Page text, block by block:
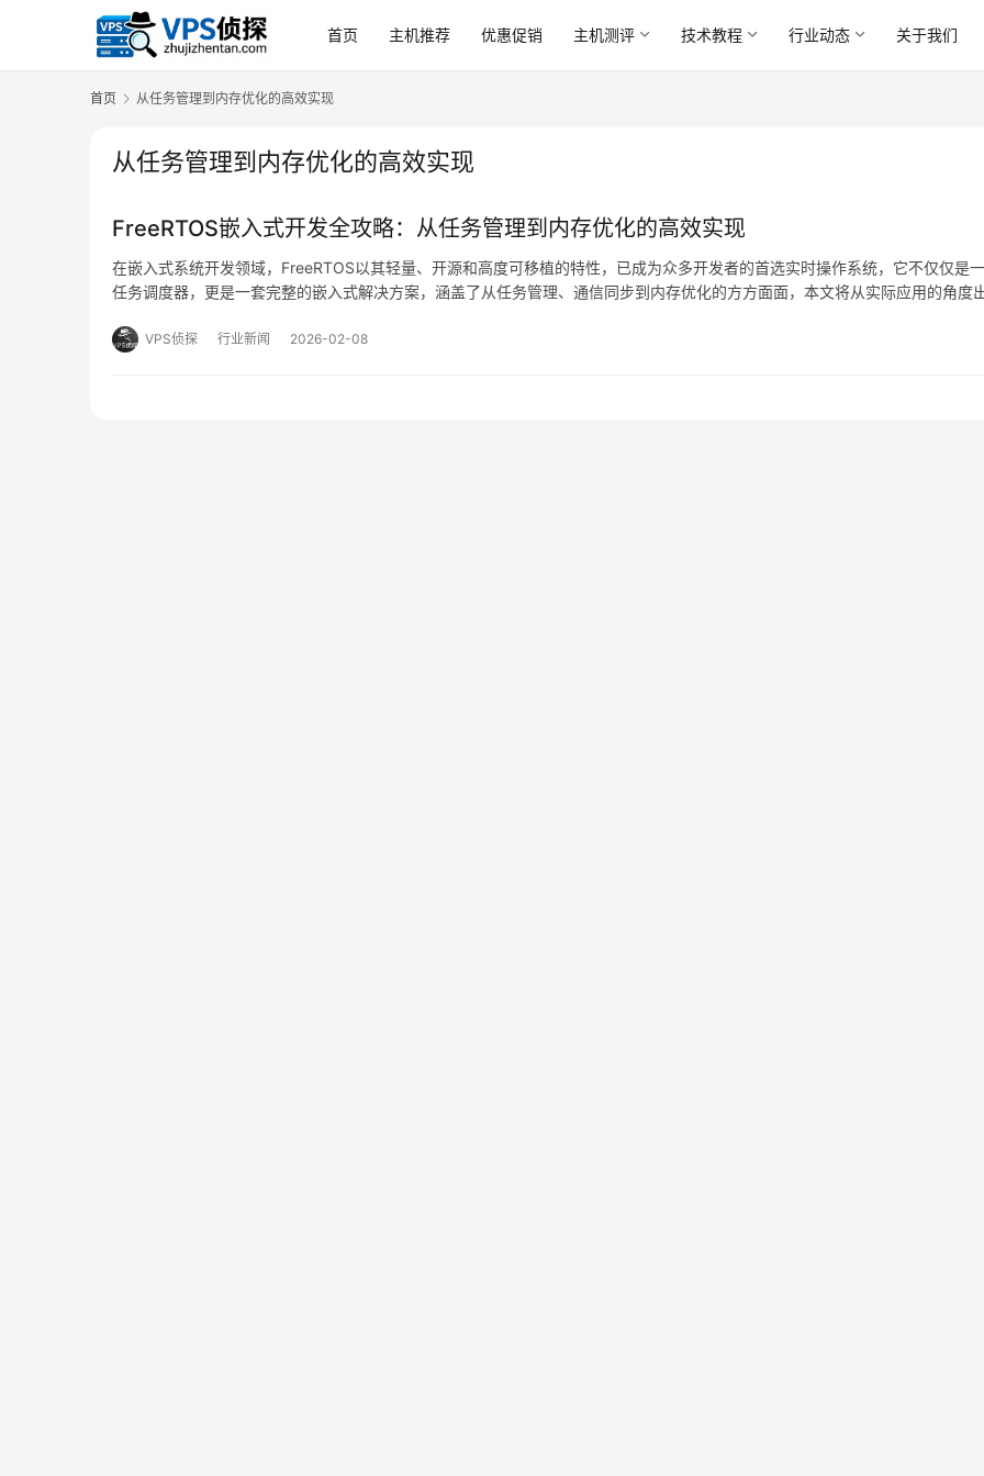
首页 主机推荐 优惠促销 主机测评 技术教程 行业动态 关于我们
首页 从任务管理到内存优化的高效实现
从任务管理到内存优化的高效实现
FreeRTOS嵌入式开发全攻略：从任务管理到内存优化的高效实现
在嵌入式系统开发领域，FreeRTOS以其轻量、开源和高度可移植的特性，已成为众多开发者的首选实时操作系统，它不仅仅是
任务调度器，更是一套完整的嵌入式解决方案，涵盖了从任务管理、通信同步到内存优化的方方面面，本文将从实际应用的角度
VPS侦探 行业新闻 2026-02-08